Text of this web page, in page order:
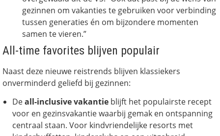
gezinnen om vakanties te gebruiken voor verbinding
tussen generaties én om bijzondere momenten
samen te vieren.”
All-time favorites blijven populair
Naast deze nieuwe reistrends blijven klassiekers
onverminderd geliefd bij gezinnen:
Deall-inclusive vakantie blijft het populairste recept
voor en gezinsvakantie waarbij gemak en ontspanning
centraal staan. Voor kindvriendelijke resorts met